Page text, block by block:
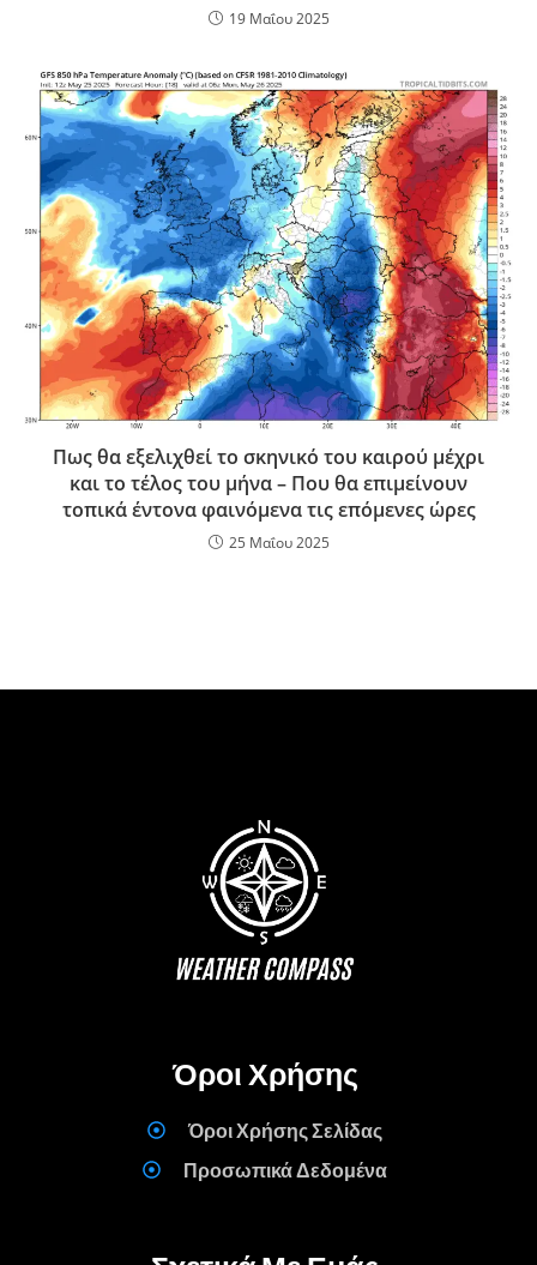
19 Μαΐου 2025
Πως θα εξελιχθεί το σκηνικό του καιρού μέχρι
και το τέλος του μήνα – Που θα επιμείνουν
τοπικά έντονα φαινόμενα τις επόμενες ώρες
25 Μαΐου 2025
Όροι Χρήσης
Όροι Χρήσης Σελίδας
Προσωπικά Δεδομένα